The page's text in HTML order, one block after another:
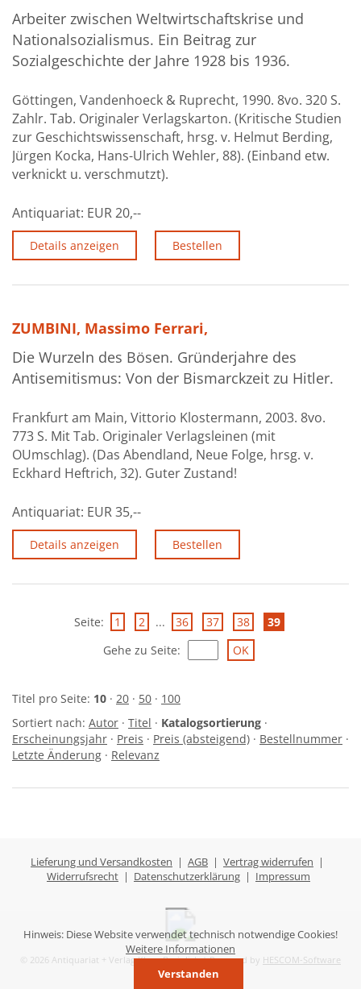
Hinweis: Diese Website verwendet technisch notwendige Cookies!
Weitere Informationen
Verstanden
Arbeiter zwischen Weltwirtschaftskrise und
Nationalsozialismus. Ein Beitrag zur
Sozialgeschichte der Jahre 1928 bis 1936.
Göttingen, Vandenhoeck & Ruprecht, 1990. 8vo. 320 S.
Zahlr. Tab. Originaler Verlagskarton. (Kritische Studien
zur Geschichtswissenschaft, hrsg. v. Helmut Berding,
Jürgen Kocka, Hans-Ulrich Wehler, 88). (Einband etw.
verknickt u. verschmutzt).
Antiquariat: EUR 20,--
Details anzeigen Bestellen
ZUMBINI, Massimo Ferrari,
Die Wurzeln des Bösen. Gründerjahre des
Antisemitismus: Von der Bismarckzeit zu Hitler.
Frankfurt am Main, Vittorio Klostermann, 2003. 8vo.
773 S. Mit Tab. Originaler Verlagsleinen (mit
OUmschlag). (Das Abendland, Neue Folge, hrsg. v.
Eckhard Heftrich, 32). Guter Zustand!
Antiquariat: EUR 35,--
Details anzeigen Bestellen
Seite: 1 2 ... 36 37 38
39
Gehe zu Seite:
Titel pro Seite: 10 · 20 · 50 · 100
Sortiert nach: Autor · Titel · Katalogsortierung ·
Erscheinungsjahr · Preis · Preis (absteigend) · Bestellnummer ·
Letzte Änderung · Relevanz
Lieferung und Versandkosten | AGB | Vertrag widerrufen |
Widerrufsrecht | Datenschutzerklärung | Impressum
© 2026 Antiquariat + Verlag Klaus Breinlich | Powered by HESCOM-Software